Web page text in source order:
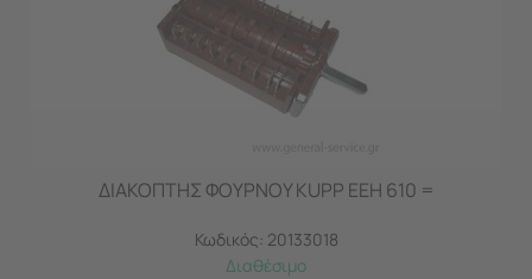
ΔΙΑΚΟΠΤΗΣ ΦΟΥΡΝΟΥ KUPP EEH 610 =
Κωδικός: 20133018
Διαθέσιμο